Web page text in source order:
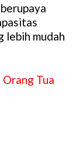
lebih mudah
Tua